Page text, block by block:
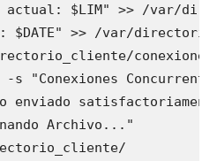
$LIM" >> /var/
>> /var/
"Conexiones
Archivo..."